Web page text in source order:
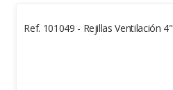
Ref. 101049 - Rejillas Ventilación 4"